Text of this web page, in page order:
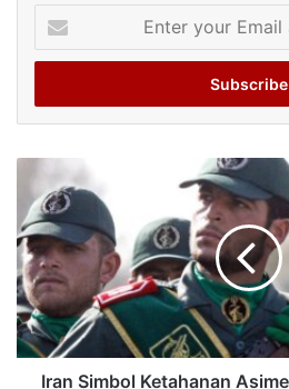
your
Email
Iran Simbol Ketahanan